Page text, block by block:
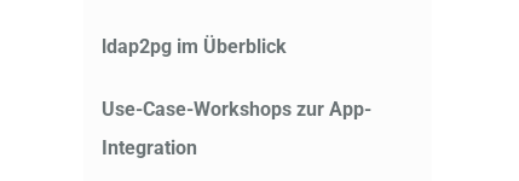
ldap2pg im Überblick
Use-Case-Workshops zur App-
Integration